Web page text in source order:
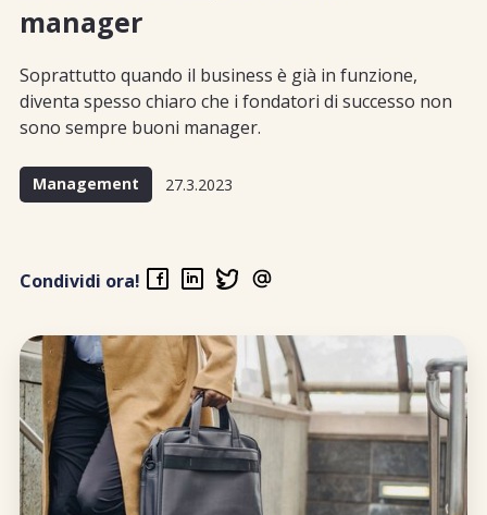
manager
Soprattutto quando il business è già in funzione,
diventa spesso chiaro che i fondatori di successo non
sono sempre buoni manager.
Management 27.3.2023
Condividi ora!